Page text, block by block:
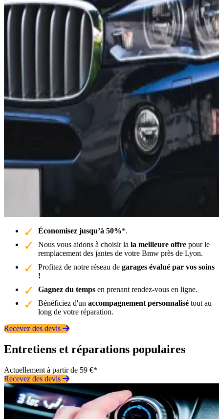
Économisez jusqu’à 50%*.
Nous vous aidons à choisir la la meilleure offre pour le
remplacement des jantes de votre Bmw près de Lyon.
Profitez de notre réseau de garages évalué par vos soins
!
Gagnez du temps en prenant rendez-vous en ligne.
Bénéficiez d'un accompagnement personnalisé tout au
long de votre réparation.
Recevez des devis
Entretiens et réparations populaires
Actuellement à partir de 59 €*
Recevez des devis